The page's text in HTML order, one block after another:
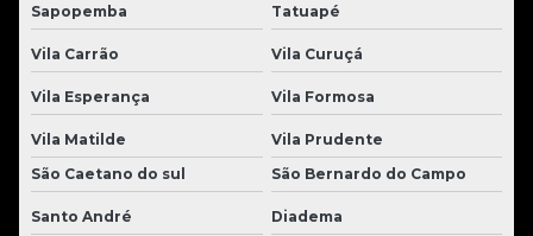
Sapopemba Tatuapé
Vila Carrão Vila Curuçá
Vila Esperança Vila Formosa
Vila Matilde
Vila Prudente
São Caetano do sul
São Bernardo do Campo
Santo André Diadema